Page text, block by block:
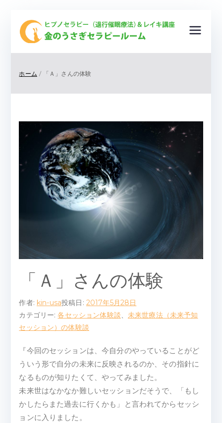
う
さ
ぎ
セ
ラ
ー
セラピ
療法）
キ講
座
＆ ク
リスタ
ルヒー
リング
ホーム 「Ａ」さんの体験
「Ａ」さんの体験
作者: kin-usa投稿日: 2017年5月28日
カテゴリー:各セッション体験談、 未来世療法（未来予知
セッション）の体験談
『今回のセッションは、今自分のやっていることがど
ういう形で自分の未来に反映されるのか、その指針に
なるものが知りたくて、やってみました。
未来世はなかなか難しいセッションだそうで、「もし
かしたらまた過去に行くかも」と言われてからセッシ
ョンに入りました。